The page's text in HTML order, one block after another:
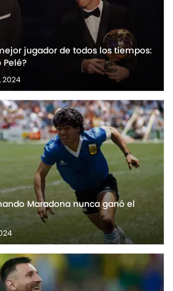
jugador de todos los tiempos:
Pelé?
2024
Maradona nunca ganó el